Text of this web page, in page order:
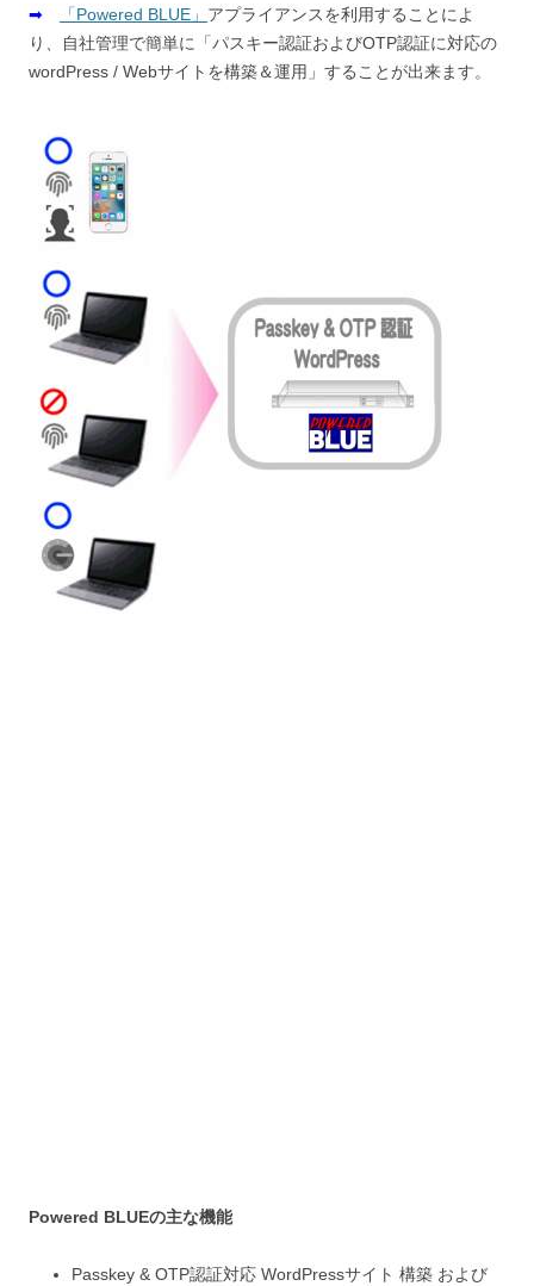
➡ 「Powered BLUE」 アプライアンスを利用することによ
り、自社管理で簡単に「パスキー認証およびOTP認証に対応の
wordPress / Webサイトを構築＆運用」することが出来ます。
Powered BLUEの主な機能
Passkey & OTP認証対応 WordPressサイト 構築 および